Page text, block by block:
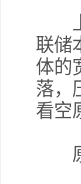
上
联储
体的
落，
看空
原